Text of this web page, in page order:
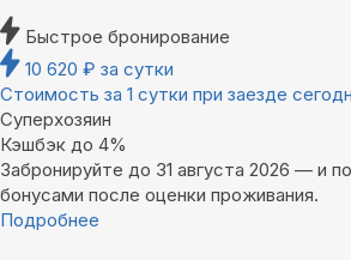
Быстрое бронирование
10 620 ₽ за сутки
Стоимость за 1 сутки при заезде
Суперхозяин
Кэшбэк до 4%
Забронируйте до 31 августа 2026 — и
бонусами после оценки проживания.
Подробнее